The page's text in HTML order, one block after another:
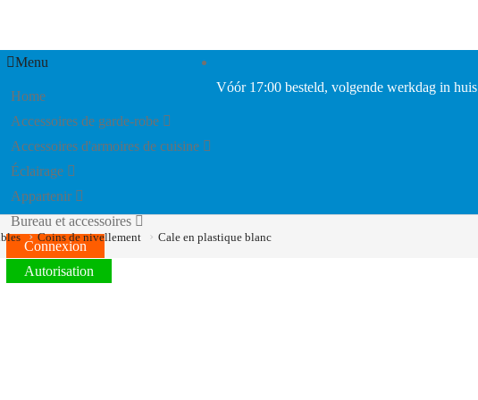
Menu
Home
Accessoires de garde-robe
Accessoires d'armoires de cuisine
Éclairage
Appartenir
Bureau et accessoires
Connexion
Autorisation
Vóór 17:00 besteld, volgende werkdag in huis
Coins de nivellement Cale en plastique blanc